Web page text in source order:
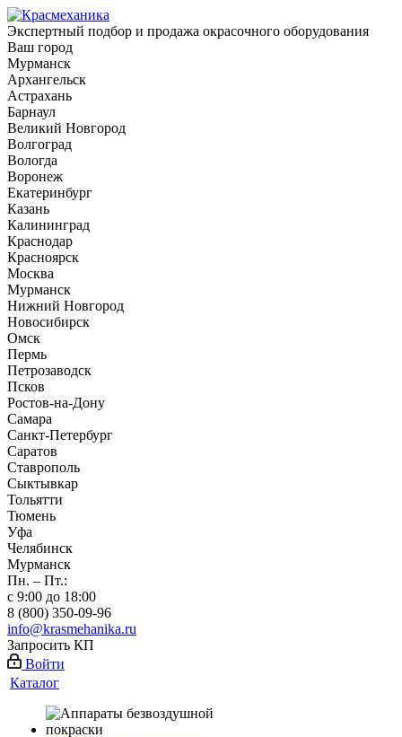
Экспертный подбор и продажа окрасочного оборудования
Ваш город
Мурманск
Архангельск
Астрахань
Барнаул
Великий Новгород
Волгоград
Вологда
Воронеж
Екатеринбург
Казань
Калининград
Краснодар
Красноярск
Москва
Мурманск
Нижний Новгород
Новосибирск
Омск
Пермь
Петрозаводск
Псков
Ростов-на-Дону
Самара
Санкт-Петербург
Саратов
Ставрополь
Сыктывкар
Тольятти
Тюмень
Уфа
Челябинск
Мурманск
Пн. – Пт.:
с 9:00 до 18:00
8 (800) 350-09-96
info@krasmehanika.ru
Запросить КП
Войти
Каталог